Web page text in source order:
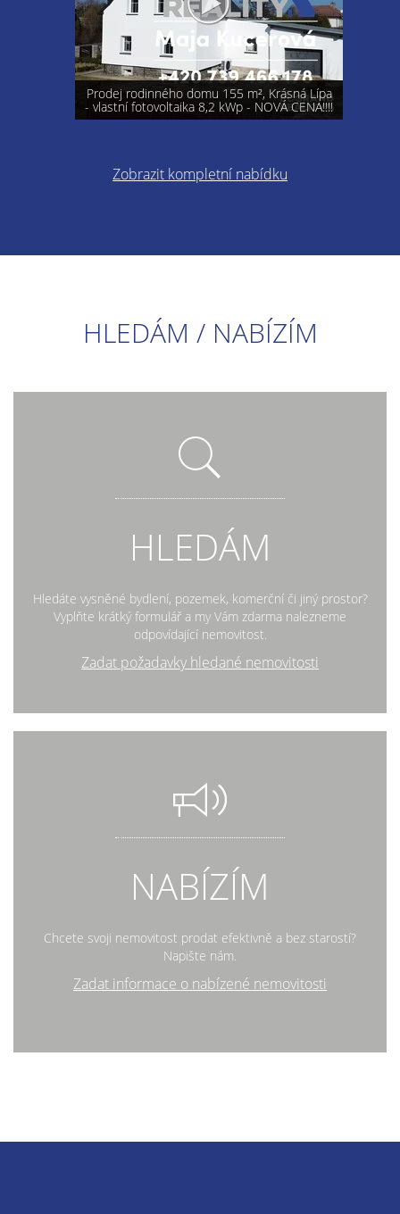
Prodej rodinného domu 155 m², Krásná Lípa
- vlastní fotovoltaika 8,2 kWp - NOVÁ CENA!!!!
Zobrazit kompletní nabídku
HLEDÁM / NABÍZÍM
HLEDÁM
Hledáte vysněné bydlení, pozemek, komerční či jiný prostor?
Vyplňte krátký formulář a my Vám zdarma nalezneme
odpovídající nemovitost.
Zadat požadavky hledané nemovitosti
NABÍZÍM
Chcete svoji nemovitost prodat efektivně a bez starostí?
Napište nám.
Zadat informace o nabízené nemovitosti